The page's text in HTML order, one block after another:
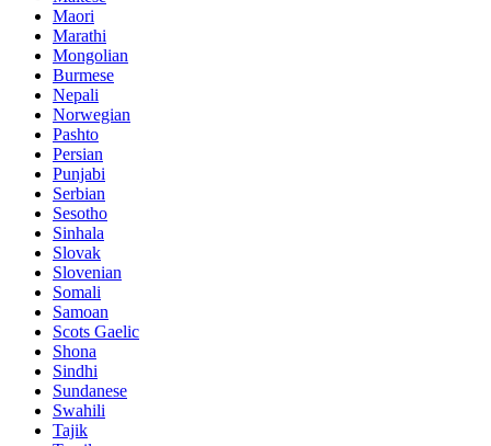
Maori
Marathi
Mongolian
Burmese
Nepali
Norwegian
Pashto
Persian
Punjabi
Serbian
Sesotho
Sinhala
Slovak
Slovenian
Somali
Samoan
Scots Gaelic
Shona
Sindhi
Sundanese
Swahili
Tajik